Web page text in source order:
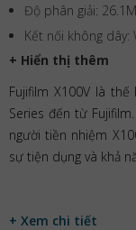
Độ phân giải:
Kết nối không dây:
+ Hiển thị thêm
Fujifilm X100V là
Series đến từ
người tiền nhiệm
sự tiện dụng và khả
+ Xem chi tiết